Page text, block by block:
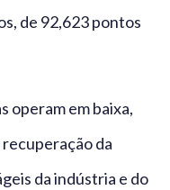
de 92,623 pontos
operam em baixa,
da
da indústria e do